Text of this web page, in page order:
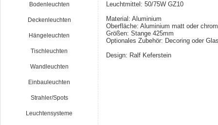
Bodenleuchten
Deckenleuchten
Hängeleuchten
Tischleuchten
Wandleuchten
Einbauleuchten
Strahler/Spots
Leuchtensysteme
Leuchtmittel: 50/75W GZ10
Material: Aluminium
Oberfläche: Aluminium matt oder
Größen: Stange 425mm
Optionales Zubehör: Decoring oder
Design: Ralf Keferstein